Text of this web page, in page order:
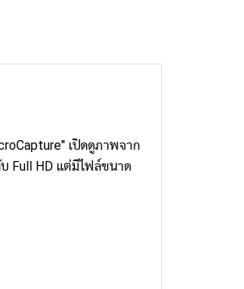
เปิดดูภาพจาก
Full HD แต่มีไฟล์ขนาด